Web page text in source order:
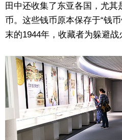
田中还收集了东亚各国，尤
币。这些钱币原本保存于“钱
末的1944年，收藏者为躲避战